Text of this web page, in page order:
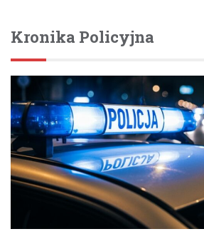
Kronika Policyjna